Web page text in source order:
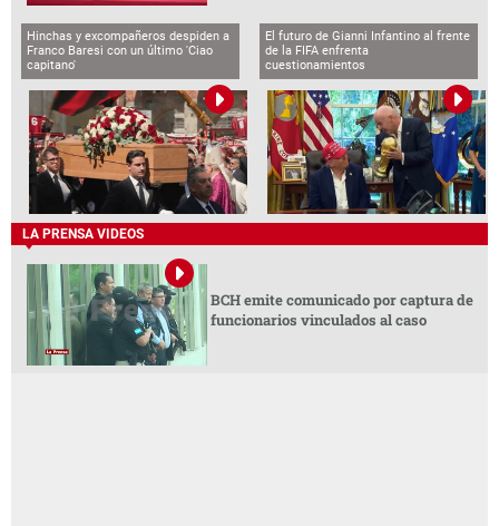
Hinchas y excompañeros despiden a
Franco Baresi con un último 'Ciao
capitano'
El futuro de Gianni Infantino al frente
de la FIFA enfrenta
cuestionamientos
LA PRENSA VIDEOS
BCH emite comunicado por captura de
funcionarios vinculados al caso